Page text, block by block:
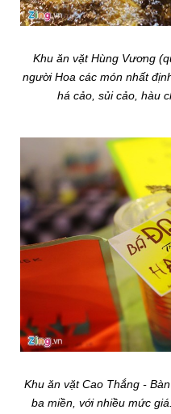
Khu ăn vặt Hùng Vương
người Hoa các món nhất
há cảo, sủi cảo, hàu
Khu ăn vặt Cao Thắng -
ba miền, với nhiều mức